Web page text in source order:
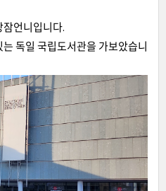
언니입니다.
독일 국립도서관을 가보았습니